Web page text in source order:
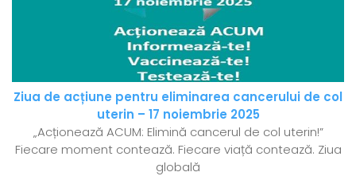
Ziua de acțiune pentru eliminarea cancerului de col
uterin – 17 noiembrie 2025
„Acționează ACUM: Elimină cancerul de col uterin!”
Fiecare moment contează. Fiecare viață contează. Ziua
globală